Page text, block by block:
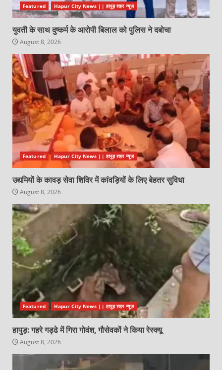
Featured Hapur City News || हापुड़ शहर न्यूज़
युवती के साथ दुष्कर्म के आरोपी बिलाल को पुलिस ने दबोचा
August 8, 2026
Featured Hapur City News || हापुड़ शहर न्यूज़
उद्यमियों के कावड़ सेवा शिविर में कांवड़ियों के लिए बेहतर सुविधा
August 8, 2026
Featured Hapur City News || हापुड़ शहर न्यूज़
हापुड़: गहरे गड्ढे में गिरा गोवंश, गौसेवकों ने किया रेस्क्यू
August 8, 2026